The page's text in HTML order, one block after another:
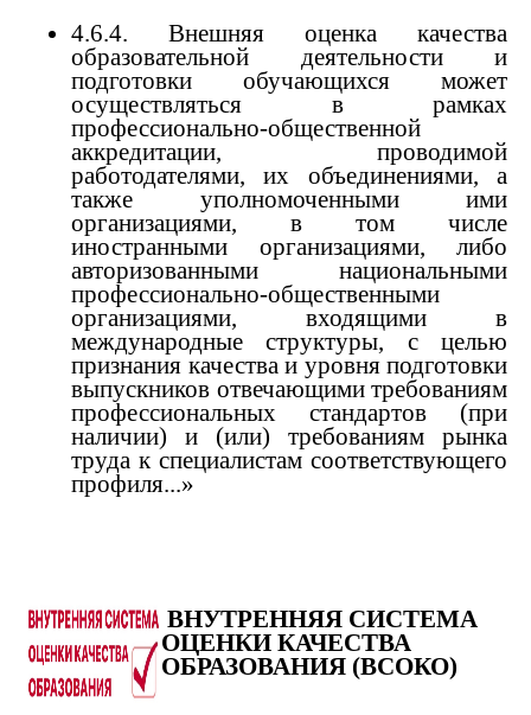
4.6.4. Внешняя оценка качества
образовательной деятельности и
подготовки обучающихся может
осуществляться в рамках
профессионально-общественной
аккредитации, проводимой
работодателями, их объединениями, а
также уполномоченными ими
организациями, в том числе
иностранными организациями, либо
авторизованными национальными
профессионально-общественными
организациями, входящими в
международные структуры, с целью
признания качества и уровня подготовки
выпускников отвечающими требованиям
профессиональных стандартов (при
наличии) и (или) требованиям рынка
труда к специалистам соответствующего
профиля...»
ВНУТРЕННЯЯ СИСТЕМА
ОЦЕНКИ КАЧЕСТВА
ОБРАЗОВАНИЯ (ВСОКО)